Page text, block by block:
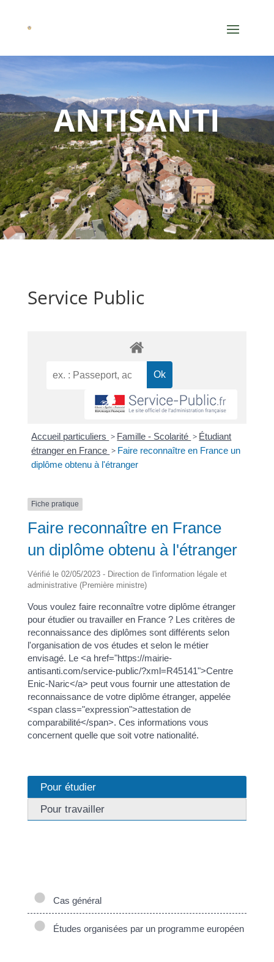
ANTISANTI
Service Public
Accueil particuliers > Famille - Scolarité > Étudiant
étranger en France > Faire reconnaître en France un
diplôme obtenu à l'étranger
Fiche pratique
Faire reconnaître en France
un diplôme obtenu à l'étranger
Vérifié le 02/05/2023 - Direction de l'information légale et
administrative (Première ministre)
Vous voulez faire reconnaître votre diplôme étranger
pour étudier ou travailler en France ? Les critères de
reconnaissance des diplômes sont différents selon
l'organisation de vos études et selon le métier
envisagé. Le <a href="https://mairie-
antisanti.com/service-public/?xml=R45141">Centre
Enic-Naric</a> peut vous fournir une attestation de
reconnaissance de votre diplôme étranger, appelée
<span class="expression">attestation de
comparabilité</span>. Ces informations vous
concernent quelle que soit votre nationalité.
Pour étudier
Pour travailler
Cas général
Études organisées par un programme européen